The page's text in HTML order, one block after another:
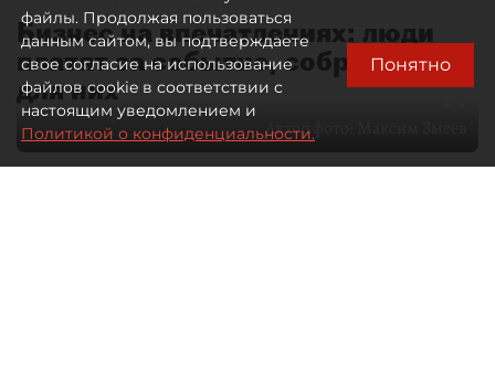
Бизнес на впечатлениях: люди
платят за событие, собранное
для них
Автор фото:
файлы. Продолжая пользоваться
данным сайтом, вы подтверждаете
свое согласие на использование
файлов cookie в соответствии с
настоящим уведомлением и
Политикой о конфиденциальности.
Понятно